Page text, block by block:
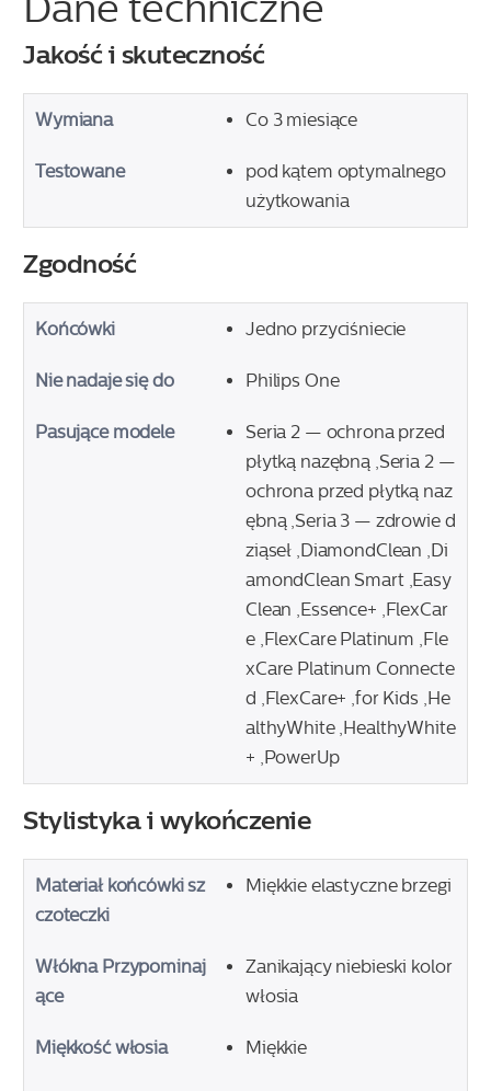
Dane techniczne
Jakość i skuteczność
Wymiana Co 3 miesiące
Testowane
pod kątem optymalnego
użytkowania
Zgodność
Końcówki Jedno przyciśniecie
Nie nadaje się do Philips One
Pasujące modele
Seria 2 — ochrona przed
płytką nazębną ,Seria 2 —
ochrona przed płytką naz
ębną ,Seria 3 — zdrowie d
ziąseł ,DiamondClean ,Di
amondClean Smart ,Easy
Clean ,Essence+ ,FlexCar
e ,FlexCare Platinum ,Fle
xCare Platinum Connecte
d ,FlexCare+ ,for Kids ,He
althyWhite ,HealthyWhite
+ ,PowerUp
Stylistyka i wykończenie
Materiał końcówki sz
czoteczki
Miękkie elastyczne brzegi
Włókna Przypominaj
ące
Zanikający niebieski kolor
włosia
Miękkość włosia Miękkie